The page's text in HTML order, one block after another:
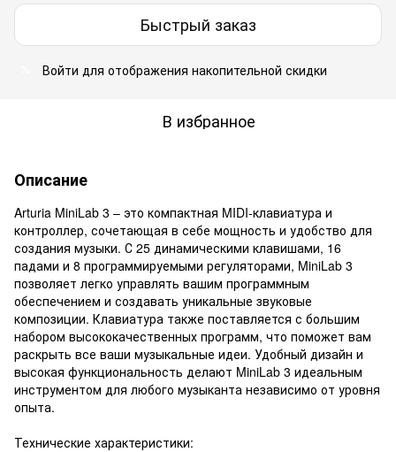
Быстрый заказ
Войти для отображения накопительной скидки
В избранное
Описание
Arturia MiniLab 3 – это компактная MIDI-клавиатура и
контроллер, сочетающая в себе мощность и удобство для
создания музыки. С 25 динамическими клавишами, 16
падами и 8 программируемыми регуляторами, MiniLab 3
позволяет легко управлять вашим программным
обеспечением и создавать уникальные звуковые
композиции. Клавиатура также поставляется с большим
набором высококачественных программ, что поможет вам
раскрыть все ваши музыкальные идеи. Удобный дизайн и
высокая функциональность делают MiniLab 3 идеальным
инструментом для любого музыканта независимо от уровня
опыта.
Технические характеристики: